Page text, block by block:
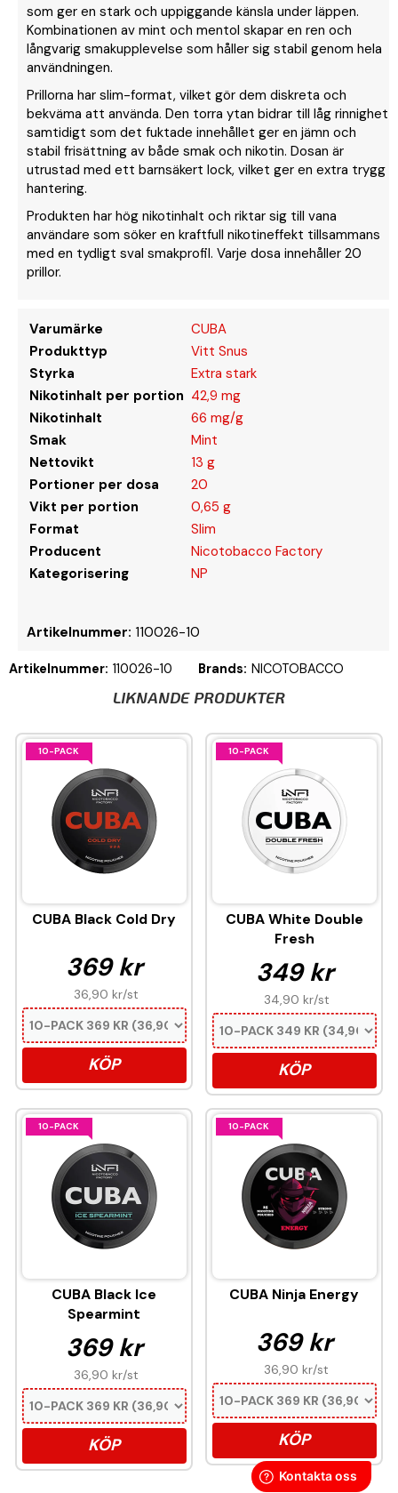
som ger en stark och uppiggande känsla under läppen.
Kombinationen av mint och mentol skapar en ren och
långvarig smakupplevelse som håller sig stabil genom hela
användningen.
Prillorna har slim-format, vilket gör dem diskreta och
bekväma att använda. Den torra ytan bidrar till låg rinnighet
samtidigt som det fuktade innehållet ger en jämn och
stabil frisättning av både smak och nikotin. Dosan är
utrustad med ett barnsäkert lock, vilket ger en extra trygg
hantering.
Produkten har hög nikotinhalt och riktar sig till vana
användare som söker en kraftfull nikotineffekt tillsammans
med en tydligt sval smakprofil. Varje dosa innehåller 20
prillor.
Varumärke
CUBA
Produkttyp
Vitt Snus
Styrka
Extra stark
Nikotinhalt per portion 42,9 mg
Nikotinhalt
66 mg/g
Smak
Mint
Nettovikt
13 g
Portioner per dosa
20
Vikt per portion
0,65 g
Format
Slim
Producent
Nicotobacco Factory
Kategorisering
NP
Artikelnummer: 110026-10
Artikelnummer: 110026-10 Brands: NICOTOBACCO
LIKNANDE PRODUKTER
10-PACK
CUBA Black Cold Dry
369 kr
36,90 kr/st
KÖP
10-PACK
CUBA White Double
Fresh
349 kr
34,90 kr/st
KÖP
10-PACK
CUBA Black Ice
Spearmint
369 kr
36,90 kr/st
KÖP
10-PACK
CUBA Ninja Energy
369 kr
36,90 kr/st
KÖP